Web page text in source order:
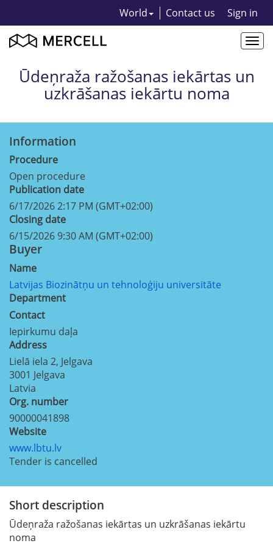
World Contact us Sign in
Ūdeņraža ražošanas iekārtas un
uzkrāšanas iekārtu noma
Information
Procedure
Open procedure
Publication date
6/17/2026 2:17 PM (GMT+02:00)
Closing date
6/15/2026 9:30 AM (GMT+02:00)
Buyer
Name
Latvijas Biozinātņu un tehnoloģiju universitāte
Department
Contact
Iepirkumu daļa
Address
Lielā iela 2, Jelgava
3001 Jelgava
Latvia
Org. number
90000041898
Website
www.lbtu.lv
Tender is cancelled
Short description
Ūdeņraža ražošanas iekārtas un uzkrāšanas iekārtu
noma